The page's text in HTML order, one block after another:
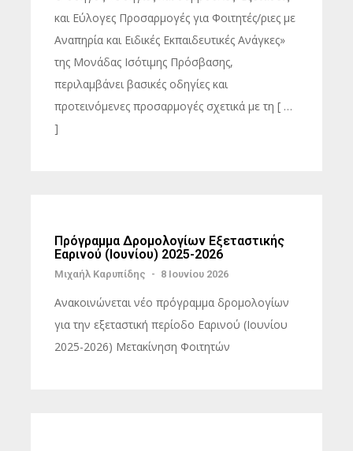
και Εύλογες Προσαρμογές για Φοιτητές/ριες με
Αναπηρία και Ειδικές Εκπαιδευτικές Ανάγκες»
της Μονάδας Ισότιμης Πρόσβασης,
περιλαμβάνει βασικές οδηγίες και
προτεινόμενες προσαρμογές σχετικά με τη [ …
]
Πρόγραμμα Δρομολογίων Εξεταστικής
Εαρινού (Ιουνίου) 2025-2026
Μιχαήλ Καρυπίδης - 8 Ιουνίου 2026
Ανακοινώνεται νέο πρόγραμμα δρομολογίων
για την εξεταστική περίοδο Εαρινού (Ιουνίου
2025-2026) Μετακίνηση Φοιτητών